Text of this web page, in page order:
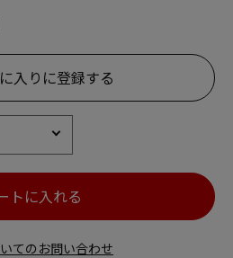
入りに登録する
トに入れる
てのお問い合わせ